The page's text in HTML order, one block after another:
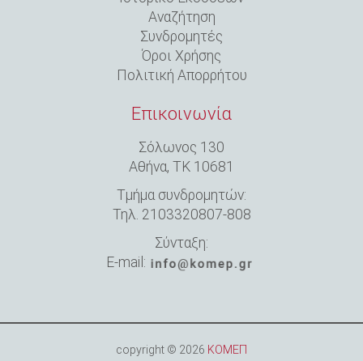
Αναζήτηση
Συνδρομητές
Όροι Xρήσης
Πολιτική Aπορρήτου
Επικοινωνία
Σόλωνος 130
Αθήνα, ΤΚ 10681
Τμήμα συνδρομητών:
Τηλ. 2103320807-808
Σύνταξη:
E-mail:
copyright © 2026 ΚΟΜΕΠ